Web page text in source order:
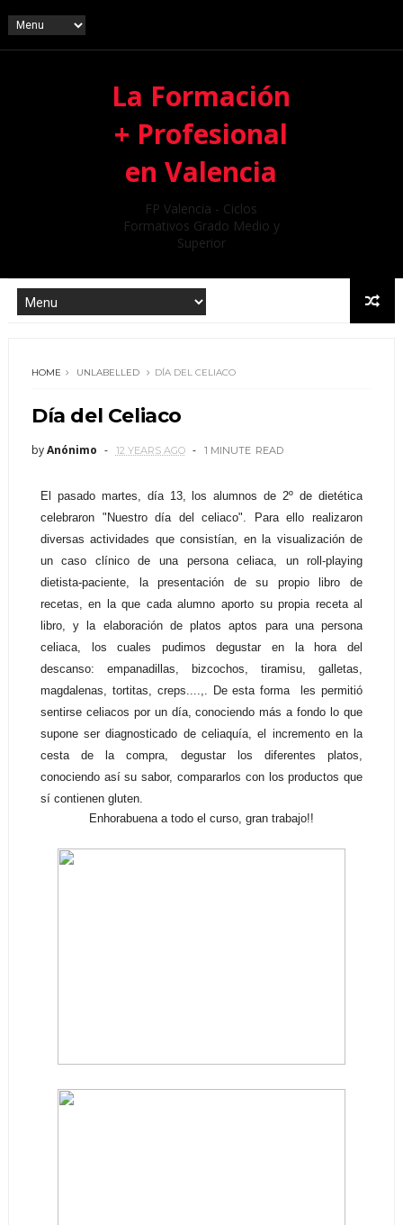
La Formación
+ Profesional
en Valencia
FP Valencia - Ciclos
Formativos Grado Medio y
Superior
HOME UNLABELLED DÍA DEL CELIACO
Día del Celiaco
byAnónimo 12 YEARS AGO 1 MINUTE READ
El pasado martes, día 13, los alumnos de 2º de dietética
celebraron "Nuestro día del celiaco". Para ello realizaron
diversas actividades que consistían, en la visualización de
un caso clínico de una persona celiaca, un roll-playing
dietista-paciente, la presentación de su propio libro de
recetas, en la que cada alumno aporto su propia receta al
libro, y la elaboración de platos aptos para una persona
celiaca, los cuales pudimos degustar en la hora del
descanso: empanadillas, bizcochos, tiramisu, galletas,
magdalenas, tortitas, creps....,. De esta forma les permitió
sentirse celiacos por un día, conociendo más a fondo lo que
supone ser diagnosticado de celiaquía, el incremento en la
cesta de la compra, degustar los diferentes platos,
conociendo así su sabor, compararlos con los productos que
sí contienen gluten.
Enhorabuena a todo el curso, gran trabajo!!